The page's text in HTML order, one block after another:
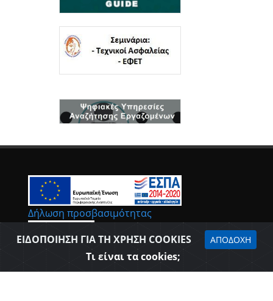
Δήλωση προσβασιμότητας
ΕΙΔΟΠΟΙΗΣΗ ΓΙΑ ΤΗ ΧΡΗΣΗ COOKIES ΑΠΟΔΟΧΗ
Τι είναι τα cookies;